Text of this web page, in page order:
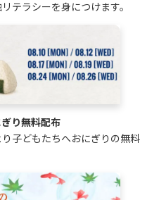
テラシーを身につけます。
り無料配布
子どもたちへおにぎりの無料